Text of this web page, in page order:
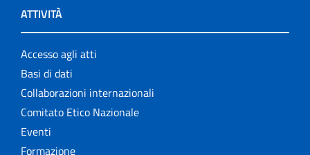
ATTIVITÀ
Accesso agli atti
Basi di dati
Collaborazioni internazionali
Comitato Etico Nazionale
Eventi
Formazione